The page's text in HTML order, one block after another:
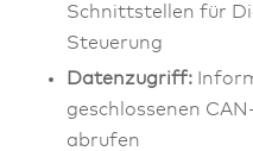
Schnittstellen für
Steuerung
Datenzugriff:
geschlossenen
abrufen